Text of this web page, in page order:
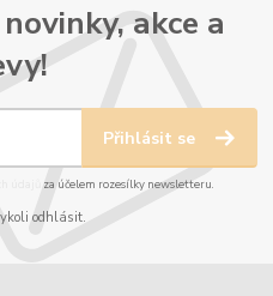
akce a
Přihlásit se
za účelem rozesílky newsletteru.
odhlásit.